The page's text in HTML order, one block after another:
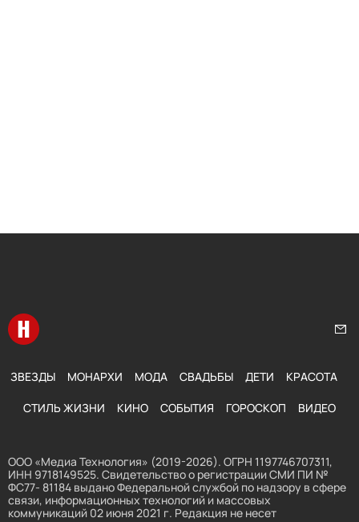
Перейти на главную
ЗВЕЗДЫ МОНАРХИ МОДА СВАДЬБЫ ДЕТИ КРАСОТА
СТИЛЬ ЖИЗНИ КИНО СОБЫТИЯ ГОРОСКОП ВИДЕО
ООО «Медиа Технология» (2019-2026). ОГРН 1197746707311,
ИНН 9718149525. Свидетельство о регистрации СМИ ПИ №
ФС77- 81184 выдано Федеральной службой по надзору в сфере
связи, информационных технологий и массовых
коммуникаций 02 июня 2021 г. Редакция не несет